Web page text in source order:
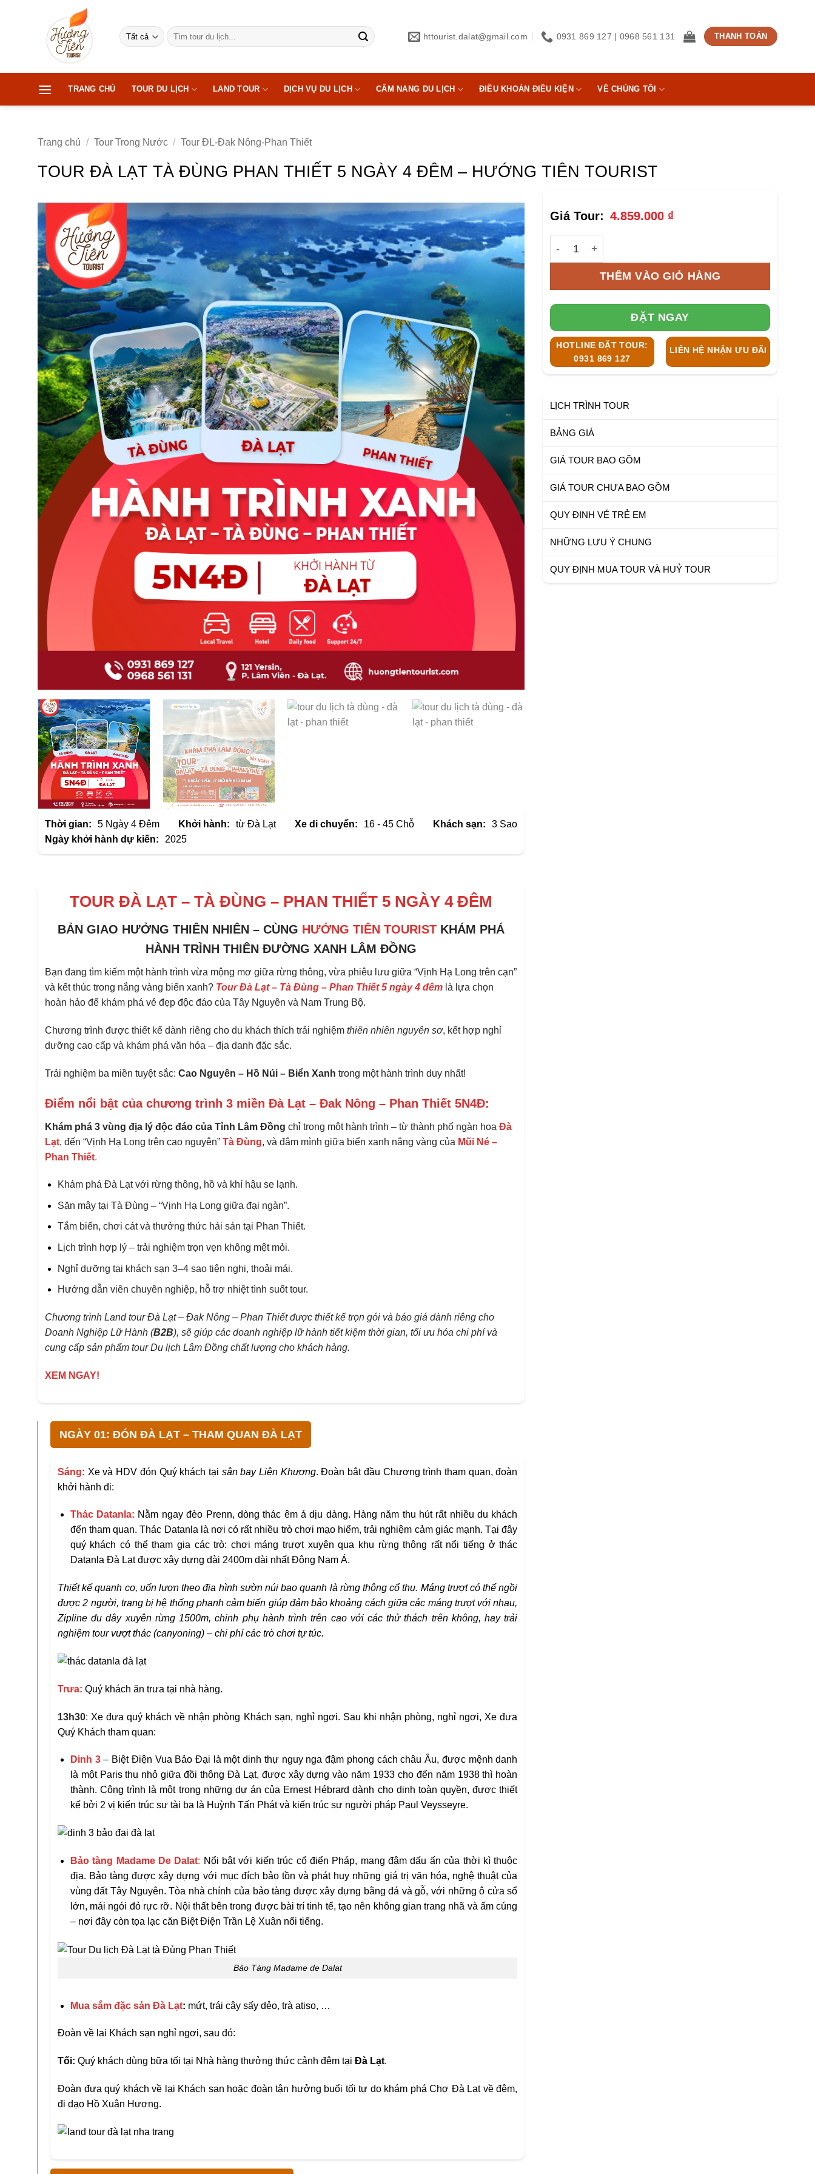
Tìm
kiếm:
httourist.dalat@gmail.com 0931 869 127 | 0968 561 131 THANH TOÁN
TRANG CHỦ TOUR DU LỊCH LAND TOUR DỊCH VỤ DU LỊCH CẨM NANG DU LỊCH ĐIỀU KHOẢN ĐIỀU KIỆN VỀ CHÚNG TÔI
Trang chủ / Tour Trong Nước / Tour ĐL-Đak Nông-Phan Thiết
TOUR ĐÀ LẠT TÀ ĐÙNG PHAN THIẾT 5 NGÀY 4 ĐÊM – HƯỚNG TIÊN TOURIST
Thời gian: 5 Ngày 4 Đêm Khởi hành: từ Đà Lạt Xe di chuyển: 16 - 45 Chỗ Khách sạn:
3 Sao
Ngày khởi hành dự kiến:
2025
TOUR ĐÀ LẠT – TÀ ĐÙNG – PHAN THIẾT 5 NGÀY 4 ĐÊM
BẢN GIAO HƯỞNG THIÊN NHIÊN – CÙNG HƯỚNG TIÊN TOURIST KHÁM PHÁ
HÀNH TRÌNHTHIÊN ĐƯỜNG XANH LÂM ĐỒNG
Bạn đang tìm kiếm một hành trình vừa mộng mơ giữa rừng thông, vừa phiêu lưu giữa “Vịnh Hạ Long trên cạn”
và kết thúc trong nắng vàng biển xanh? Tour Đà Lạt – Tà Đùng – Phan Thiết 5 ngày 4 đêm là lựa chọn
hoàn hảo để khám phá vẻ đẹp độc đáo của Tây Nguyên và Nam Trung Bộ.
Chương trình được thiết kế dành riêng cho du khách thích trải nghiệm thiên nhiên nguyên sơ, kết hợp nghỉ
dưỡng cao cấp và khám phá văn hóa – địa danh đặc sắc.
Trải nghiệm ba miền tuyệt sắc: Cao Nguyên – Hồ Núi – Biển Xanh trong một hành trình duy nhất!
Điểm nổi bật của chương trình 3 miền Đà Lạt – Đak Nông – Phan Thiết 5N4Đ:
Khám phá 3 vùng địa lý độc đáo của Tỉnh Lâm Đồng chỉ trong một hành trình – từ thành phố ngàn hoa Đà
Lạt, đến “Vịnh Hạ Long trên cao nguyên” Tà Đùng, và đắm mình giữa biển xanh nắng vàng của Mũi Né –
Phan Thiết.
Khám phá Đà Lạt với rừng thông, hồ và khí hậu se lạnh.
Săn mây tại Tà Đùng – “Vịnh Hạ Long giữa đại ngàn”.
Tắm biển, chơi cát và thưởng thức hải sản tại Phan Thiết.
Lịch trình hợp lý – trải nghiệm trọn vẹn không mệt mỏi.
Nghỉ dưỡng tại khách sạn 3–4 sao tiện nghi, thoải mái.
Hướng dẫn viên chuyên nghiệp, hỗ trợ nhiệt tình suốt tour.
Chương trình Land tour Đà Lạt – Đak Nông – Phan Thiết được thiết kế trọn gói và báo giá dành riêng cho
Doanh Nghiệp Lữ Hành (B2B), sẽ giúp các doanh nghiệp lữ hành tiết kiệm thời gian, tối ưu hóa chi phí và
cung cấp sản phẩm tour Du lịch Lâm Đồng chất lượng cho khách hàng.
XEM NGAY!
NGÀY 01: ĐÓN ĐÀ LẠT – THAM QUAN ĐÀ LẠT
Sáng: Xe và HDV đón Quý khách tại sân bay Liên Khương. Đoàn bắt đầu Chương trình tham quan, đoàn
khởi hành đi:
Thác Datanla: Nằm ngay đèo Prenn, dòng thác êm ả dịu dàng. Hàng năm thu hút rất nhiều du khách
đến tham quan. Thác Datanla là nơi có rất nhiều trò chơi mạo hiểm, trải nghiệm cảm giác mạnh. Tại đây
quý khách có thể tham gia các trò: chơi máng trượt xuyên qua khu rừng thông rất nổi tiếng ở thác
Datanla Đà Lạt được xây dựng dài 2400m dài nhất Đông Nam Á.
Thiết kế quanh co, uốn lượn theo địa hình sườn núi bao quanh là rừng thông cổ thụ. Máng trượt có thể ngồi
được 2 người, trang bị hệ thống phanh cảm biến giúp đảm bảo khoảng cách giữa các máng trượt với nhau,
Zipline đu dây xuyên rừng 1500m, chinh phụ hành trình trên cao với các thử thách trên không, hay trải
nghiệm tour vượt thác (canyoning) – chi phí các trò chơi tự túc.
Trưa: Quý khách ăn trưa tại nhà hàng.
13h30: Xe đưa quý khách về nhận phòng Khách sạn, nghỉ ngơi. Sau khi nhận phòng, nghỉ ngơi, Xe đưa
Quý Khách tham quan:
Dinh 3– Biệt Điện Vua Bảo Đại là một dinh thự nguy nga đậm phong cách châu Âu, được mệnh danh
là một Paris thu nhỏ giữa đồi thông Đà Lạt, được xây dựng vào năm 1933 cho đến năm 1938 thì hoàn
thành. Công trình là một trong những dự án của Ernest Hébrard dành cho dinh toàn quyền, được thiết
kế bởi 2 vị kiến trúc sư tài ba là Huỳnh Tấn Phát và kiến trúc sư người pháp Paul Veysseyre.
Bảo tàng Madame De Dalat: Nổi bật với kiến trúc cổ điển Pháp, mang đậm dấu ấn của thời kì thuộc
địa. Bảo tàng được xây dựng với mục đích bảo tồn và phát huy những giá trị văn hóa, nghệ thuật của
vùng đất Tây Nguyên. Tòa nhà chính của bảo tàng được xây dựng bằng đá và gỗ, với những ô cửa sổ
lớn, mái ngói đỏ rực rỡ. Nội thất bên trong được bài trí tinh tế, tạo nên không gian trang nhã và ấm cúng
– nơi đây còn tọa lạc căn Biệt Điện Trần Lệ Xuân nổi tiếng.
Bảo Tàng Madame de Dalat
Mua sắm đặc sản Đà Lạt: mứt, trái cây sấy dẻo, trà atiso, …
Đoàn về lai Khách sạn nghỉ ngơi, sau đó:
Tối: Quý khách dùng bữa tối tại Nhà hàng thưởng thức cảnh đêm tại Đà Lạt.
Đoàn đưa quý khách về lại Khách sạn hoặc đoàn tận hưởng buổi tối tự do khám phá Chợ Đà Lạt về đêm,
đi dạo Hồ Xuân Hương.
4.859.000 ₫
THÊM VÀO GIỎ HÀNG
ĐẶT NGAY
HOTLINE ĐẶT TOUR:
0931 869 127
LIÊN HỆ NHẬN ƯU ĐÃI
LỊCH TRÌNH TOUR
BẢNG GIÁ
GIÁ TOUR BAO GỒM
GIÁ TOUR CHƯA BAO GỒM
QUY ĐỊNH VÉ TRẺ EM
NHỮNG LƯU Ý CHUNG
QUY ĐỊNH MUA TOUR VÀ HUỶ TOUR